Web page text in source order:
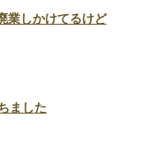
業しかけてるけど
ました